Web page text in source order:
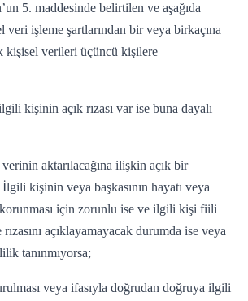
5. maddesinde belirtilen ve aşağıda
veri işleme şartlarından bir veya birkaçına
kişisel verileri üçüncü kişilere
kişinin açık rızası var ise buna dayalı
aktarılacağına ilişkin açık bir
İlgili kişinin veya başkasının hayatı veya
için zorunlu ise ve ilgili kişi fiili
açıklayamayacak durumda ise veya
tanınmıyorsa;
veya ifasıyla doğrudan doğruya ilgili